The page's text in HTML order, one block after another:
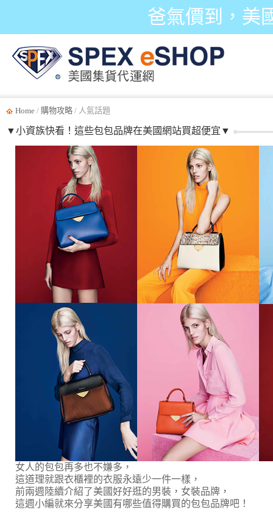
爸氣價到，美
Home / 購物攻略 / 人氣話題
▼小資族快看！這些包包品牌在美國網站買超便宜▼
女人的包包再多也不嫌多，
這道理就跟衣櫃裡的衣服永遠少一件一樣，
前兩週陸續介紹了美國好好逛的男裝，女裝品牌，
這週小編就來分享美國有哪些值得購買的包包品牌吧！